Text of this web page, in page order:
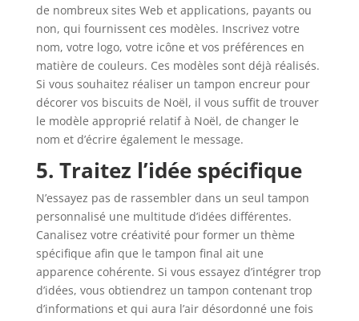
de nombreux sites Web et applications, payants ou
non, qui fournissent ces modèles. Inscrivez votre
nom, votre logo, votre icône et vos préférences en
matière de couleurs. Ces modèles sont déjà réalisés.
Si vous souhaitez réaliser un tampon encreur pour
décorer vos biscuits de Noël, il vous suffit de trouver
le modèle approprié relatif à Noël, de changer le
nom et d’écrire également le message.
5. Traitez l’idée spécifique
N’essayez pas de rassembler dans un seul tampon
personnalisé une multitude d’idées différentes.
Canalisez votre créativité pour former un thème
spécifique afin que le tampon final ait une
apparence cohérente. Si vous essayez d’intégrer trop
d’idées, vous obtiendrez un tampon contenant trop
d’informations et qui aura l’air désordonné une fois